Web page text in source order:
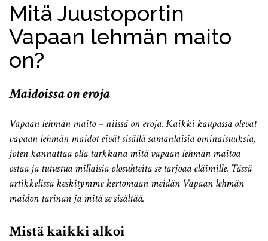
Mitä Juustoportin
Vapaan lehmän maito
on?
Maidoissa on eroja
Vapaan lehmän maito – niissä on eroja. Kaikki kaupassa olevat
vapaan lehmän maidot eivät sisällä samanlaisia ominaisuuksia,
joten kannattaa olla tarkkana mitä vapaan lehmän maitoa
ostaa ja tutustua millaisia olosuhteita se tarjoaa eläimille. Tässä
artikkelissa keskitymme kertomaan meidän Vapaan lehmän
maidon tarinan ja mitä se sisältää.
Mistä kaikki alkoi